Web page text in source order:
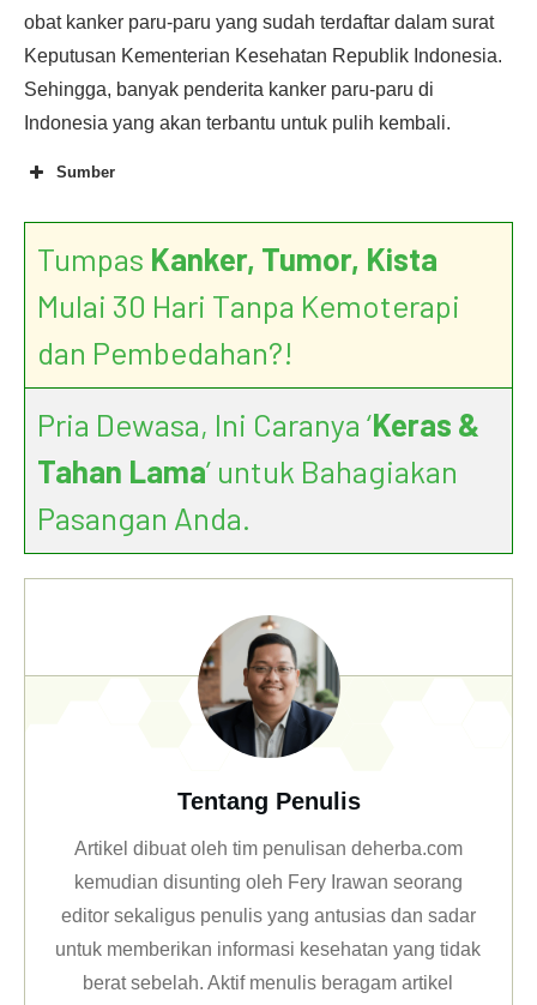
obat kanker paru-paru yang sudah terdaftar dalam surat
Keputusan Kementerian Kesehatan Republik Indonesia.
Sehingga, banyak penderita kanker paru-paru di
Indonesia yang akan terbantu untuk pulih kembali.
Sumber
Tumpas Kanker, Tumor, Kista
Mulai 30 Hari Tanpa Kemoterapi
dan Pembedahan?!
Pria Dewasa, Ini Caranya ‘Keras &
Tahan Lama’ untuk Bahagiakan
Pasangan Anda.
Tentang Penulis
Artikel dibuat oleh tim penulisan deherba.com
kemudian disunting oleh Fery Irawan seorang
editor sekaligus penulis yang antusias dan sadar
untuk memberikan informasi kesehatan yang tidak
berat sebelah. Aktif menulis beragam artikel